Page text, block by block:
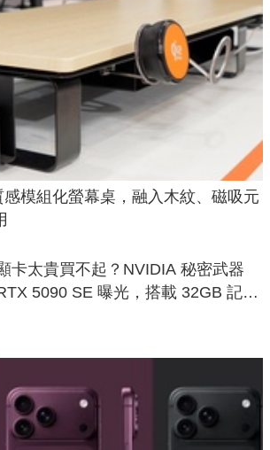
模組化螢幕桌，融入木紋、磁吸元
卡太貴買不起？NVIDIA 秘密武器
5090 SE 曝光，搭載 32GB 記憶